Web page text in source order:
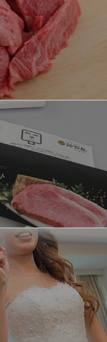
ト] A5等級神戸牛
ミアム霜降りももす
き 200g~1kg
牛目録 選べるセッ
千円
り][家庭用] A5等級
牛 フィレステーキ
用] A5等級神戸牛
トーブリアンステー
ｇ(1枚)
牛ギフトセット 1万
円 焼肉（肩ロース・
ミアムもも）650g
牛カタログギフト
円
牛 食べ比べお重 二